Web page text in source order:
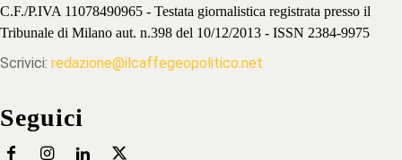
C.F./P.IVA 11078490965 - Testata giornalistica registrata presso il
Tribunale di Milano aut. n.398 del 10/12/2013 - ISSN 2384-9975
Scrivici: redazione@ilcaffegeopolitico.net
Seguici